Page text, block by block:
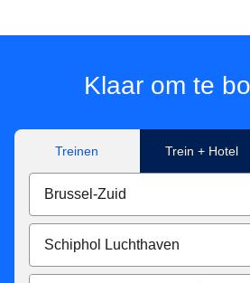
Klaar om te
Treinen Trein + Hotel